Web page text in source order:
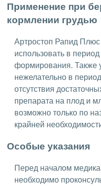
Применение при
кормлении грудью
Артростоп Рапид Плюс
использовать в
формирования. Также
нежелательно в
отсутствия
препарата на плод и
возможно только по
крайней
Особые указания
Перед началом
необходимо